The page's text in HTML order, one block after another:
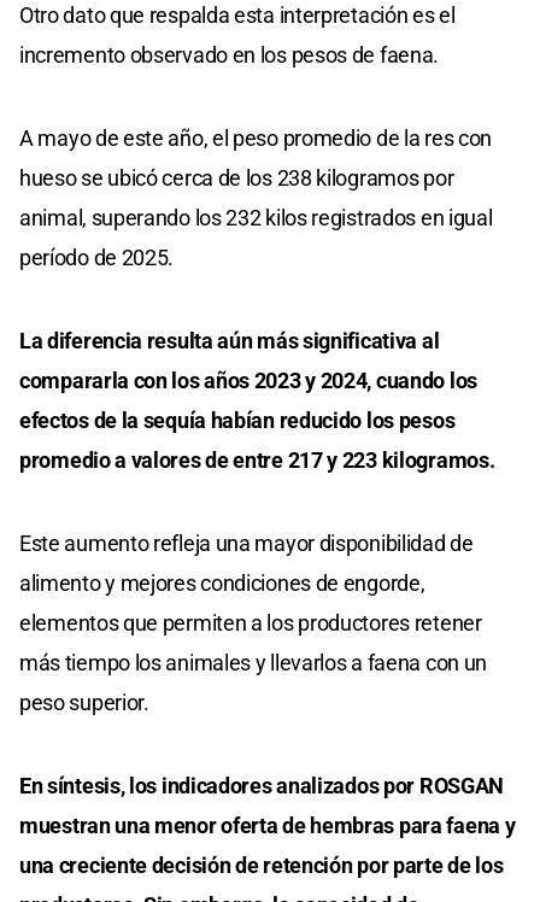
Otro dato que respalda esta interpretación es el
incremento observado en los pesos de faena.
A mayo de este año, el peso promedio de la res con
hueso se ubicó cerca de los 238 kilogramos por
animal, superando los 232 kilos registrados en igual
período de 2025.
La diferencia resulta aún más significativa al
compararla con los años 2023 y 2024, cuando los
efectos de la sequía habían reducido los pesos
promedio a valores de entre 217 y 223 kilogramos.
Este aumento refleja una mayor disponibilidad de
alimento y mejores condiciones de engorde,
elementos que permiten a los productores retener
más tiempo los animales y llevarlos a faena con un
peso superior.
En síntesis, los indicadores analizados por ROSGAN
muestran una menor oferta de hembras para faena y
una creciente decisión de retención por parte de los